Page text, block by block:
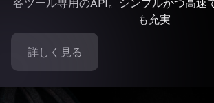
各ツール専用のAPI。シンプルかつ高速
も充実
詳しく見る